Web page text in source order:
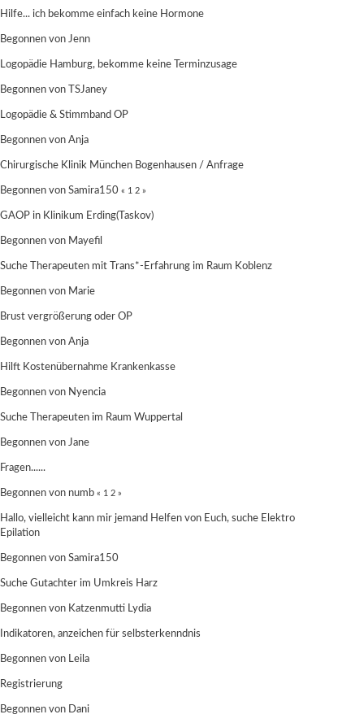
Hilfe... ich bekomme einfach keine Hormone
Begonnen von Jenn
Logopädie Hamburg, bekomme keine Terminzusage
Begonnen von TSJaney
Logopädie & Stimmband OP
Begonnen von Anja
Chirurgische Klinik München Bogenhausen / Anfrage
Begonnen von Samira150 « 1 2 »
GAOP in Klinikum Erding(Taskov)
Begonnen von Mayefil
Suche Therapeuten mit Trans*-Erfahrung im Raum Koblenz
Begonnen von Marie
Brust vergrößerung oder OP
Begonnen von Anja
Hilft Kostenübernahme Krankenkasse
Begonnen von Nyencia
Suche Therapeuten im Raum Wuppertal
Begonnen von Jane
Fragen......
Begonnen von numb « 1 2 »
Hallo, vielleicht kann mir jemand Helfen von Euch, suche Elektro
Epilation
Begonnen von Samira150
Suche Gutachter im Umkreis Harz
Begonnen von Katzenmutti Lydia
Indikatoren, anzeichen für selbsterkenndnis
Begonnen von Leila
Registrierung
Begonnen von Dani